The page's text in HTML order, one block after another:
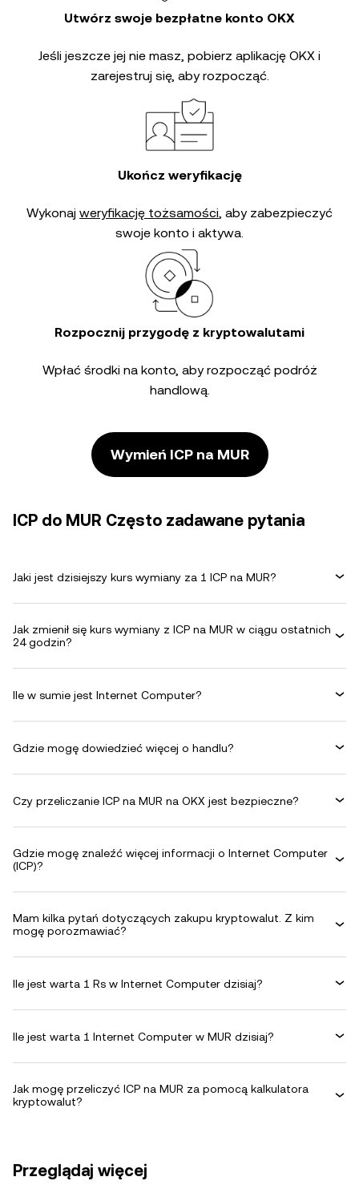
Utwórz swoje bezpłatne konto OKX
Jeśli jeszcze jej nie masz, pobierz aplikację OKX i
zarejestruj się, aby rozpocząć.
Ukończ weryfikację
Wykonaj weryfikację tożsamości, aby zabezpieczyć
swoje konto i aktywa.
Rozpocznij przygodę z kryptowalutami
Wpłać środki na konto, aby rozpocząć podróż
handlową.
Wymień ICP na MUR
ICP do MUR Często zadawane pytania
Jaki jest dzisiejszy kurs wymiany za 1 ICP na MUR?
Jak zmienił się kurs wymiany z ICP na MUR w ciągu ostatnich
24 godzin?
Ile w sumie jest Internet Computer?
Gdzie mogę dowiedzieć więcej o handlu?
Czy przeliczanie ICP na MUR na OKX jest bezpieczne?
Gdzie mogę znaleźć więcej informacji o Internet Computer
(ICP)?
Mam kilka pytań dotyczących zakupu kryptowalut. Z kim
mogę porozmawiać?
Ile jest warta 1 Rs w Internet Computer dzisiaj?
Ile jest warta 1 Internet Computer w MUR dzisiaj?
Jak mogę przeliczyć ICP na MUR za pomocą kalkulatora
kryptowalut?
Przeglądaj więcej